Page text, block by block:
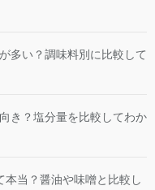
多い？調味料別に比較して
き？塩分量を比較してわか
当？醤油や味噌と比較し